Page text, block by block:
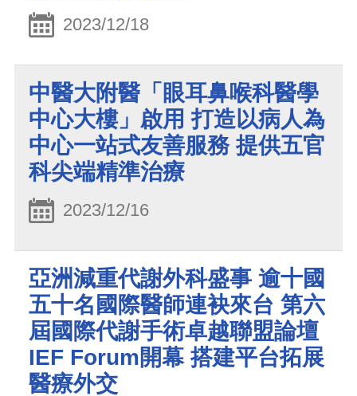
2023/12/18
中醫大附醫「眼耳鼻喉科醫學
中心大樓」啟用 打造以病人為
中心一站式友善服務 提供五官
科尖端精準治療
2023/12/16
亞洲減重代謝外科盛事 逾十國
五十名國際醫師連袂來台 第六
屆國際代謝手術卓越聯盟論壇
IEF Forum開幕 搭建平台拓展
醫療外交